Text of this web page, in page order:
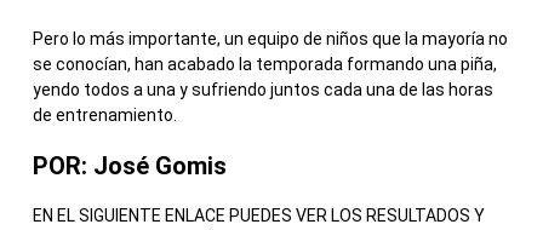
Pero lo más importante, un equipo de niños que la mayoría no
se conocían, han acabado la temporada formando una piña,
yendo todos a una y sufriendo juntos cada una de las horas
de entrenamiento.
POR: José Gomis
EN EL SIGUIENTE ENLACE PUEDES VER LOS RESULTADOS Y